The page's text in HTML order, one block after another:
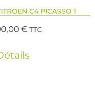
C4 PICASSO 1
€ TTC